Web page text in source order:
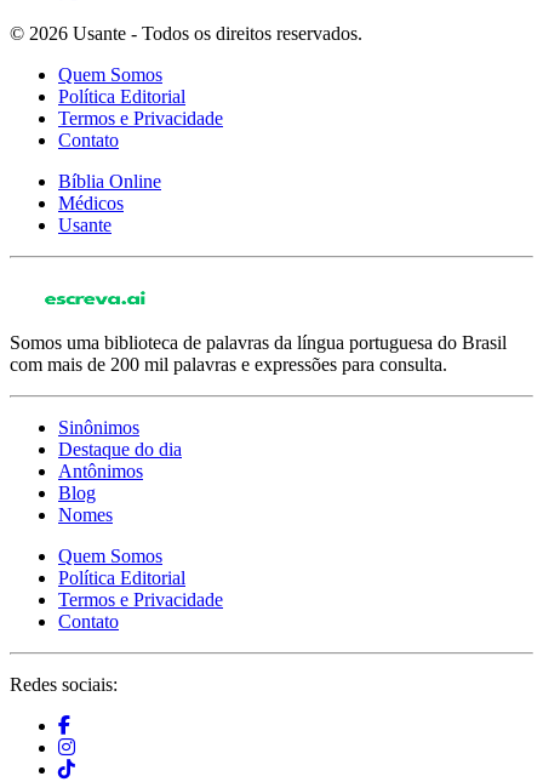
© 2026 Usante - Todos os direitos reservados.
Quem Somos
Política Editorial
Termos e Privacidade
Contato
Bíblia Online
Médicos
Usante
Somos uma biblioteca de palavras da língua portuguesa do Brasil
com mais de 200 mil palavras e expressões para consulta.
Sinônimos
Destaque do dia
Antônimos
Blog
Nomes
Quem Somos
Política Editorial
Termos e Privacidade
Contato
Redes sociais: